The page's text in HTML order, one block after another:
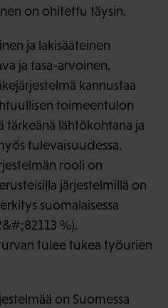
on ohitettu täysin.
ja lakisääteinen
ja tasa-arvoinen.
kannustaa
toimeentulon
tärkeänä lähtökohtana ja
tulevaisuudessa.
rooli on
järjestelmillä on
suomalaisessa
%).
tulee tukea työurien
on Suomessa